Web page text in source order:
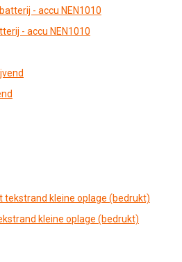
- accu NEN1010
kleine oplage (bedrukt)